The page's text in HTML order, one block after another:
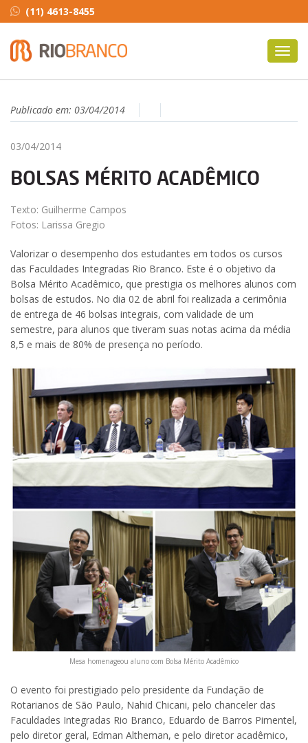
(11) 4613-8455
Publicado em: 03/04/2014
03/04/2014
BOLSAS MÉRITO ACADÊMICO
Texto: Guilherme Campos
Fotos: Larissa Gregio
Valorizar o desempenho dos estudantes em todos os cursos
das Faculdades Integradas Rio Branco. Este é o objetivo da
Bolsa Mérito Acadêmico, que prestigia os melhores alunos com
bolsas de estudos. No dia 02 de abril foi realizada a cerimônia
de entrega de 46 bolsas integrais, com validade de um
semestre, para alunos que tiveram suas notas acima da média
8,5 e mais de 80% de presença no período.
Mesa homenageou aluno com Bolsa Mérito Acadêmico
O evento foi prestigiado pelo presidente da Fundação de
Rotarianos de São Paulo, Nahid Chicani, pelo chanceler das
Faculdades Integradas Rio Branco, Eduardo de Barros Pimentel,
pelo diretor geral, Edman Altheman, e pelo diretor acadêmico,